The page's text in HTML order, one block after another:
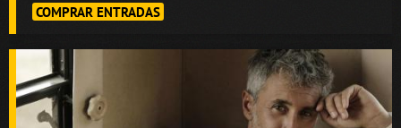
COMPRAR ENTRADAS